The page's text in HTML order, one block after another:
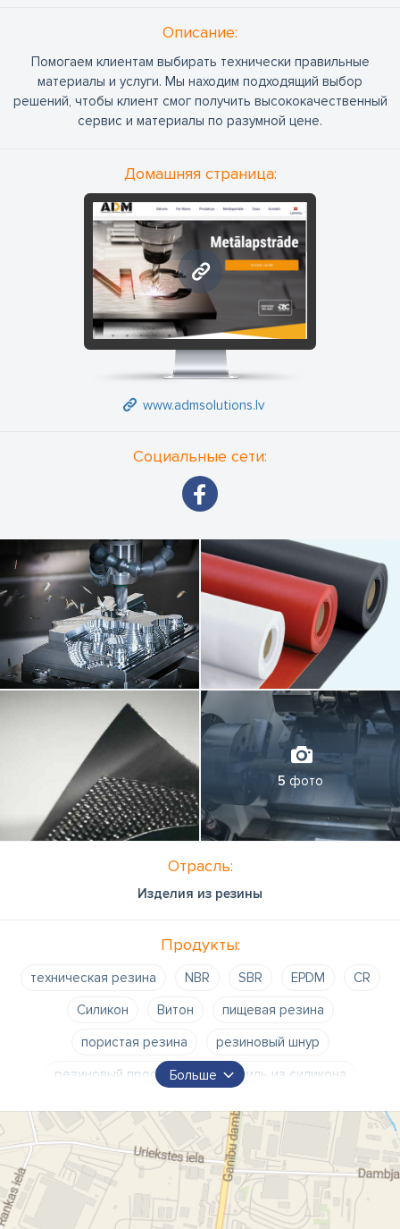
Oписание:
Помогаем клиентам выбирать технически правильные
материалы и услуги. Мы находим подходящий выбор
решений, чтобы клиент смог получить высококачественный
сервис и материалы по разумной цене.
Домашняя страница:
www.admsolutions.lv
www.admsolutions.lv
Социальные сети:
5 фото
Отрасль:
Изделия из резины
Продукты:
техническая резина NBR SBR EPDM
CR
Силикон
Витон
пищевая резина
пористая резина
резиновый шнур
резиновый профиль
профиль из силикона
пористый силиконовый профиль
силиконовые изделия
профили типа U
профили P
профили D
уплотнения
Больше